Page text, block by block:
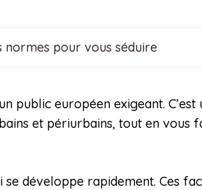
normes pour vous séduire
public européen exigeant. C’est
et périurbains, tout en vous
se développe rapidement. Ces